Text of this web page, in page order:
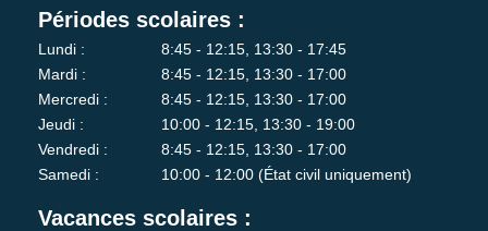
Périodes scolaires :
Lundi :
8:45 - 12:15, 13:30 - 17:45
Mardi :
8:45 - 12:15, 13:30 - 17:00
Mercredi :
8:45 - 12:15, 13:30 - 17:00
Jeudi :
10:00 - 12:15, 13:30 - 19:00
Vendredi :
8:45 - 12:15, 13:30 - 17:00
Samedi :
10:00 - 12:00 (État civil uniquement)
Vacances scolaires :